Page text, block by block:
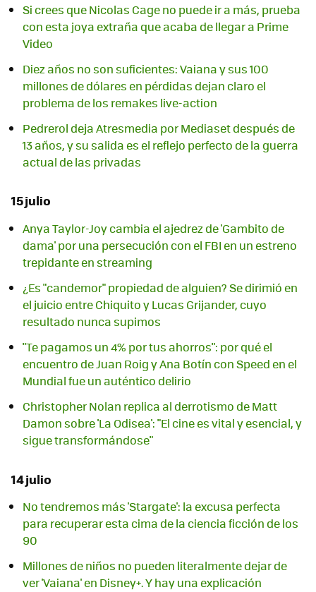
Si crees que Nicolas Cage no puede ir a más, prueba
con esta joya extraña que acaba de llegar a Prime
Video
Diez años no son suficientes: Vaiana y sus 100
millones de dólares en pérdidas dejan claro el
problema de los remakes live-action
Pedrerol deja Atresmedia por Mediaset después de
13 años, y su salida es el reflejo perfecto de la guerra
actual de las privadas
15 julio
Anya Taylor-Joy cambia el ajedrez de 'Gambito de
dama' por una persecución con el FBI en un estreno
trepidante en streaming
¿Es "candemor" propiedad de alguien? Se dirimió en
el juicio entre Chiquito y Lucas Grijander, cuyo
resultado nunca supimos
"Te pagamos un 4% por tus ahorros": por qué el
encuentro de Juan Roig y Ana Botín con Speed en el
Mundial fue un auténtico delirio
Christopher Nolan replica al derrotismo de Matt
Damon sobre 'La Odisea': "El cine es vital y esencial, y
sigue transformándose"
14 julio
No tendremos más 'Stargate': la excusa perfecta
para recuperar esta cima de la ciencia ficción de los
90
Millones de niños no pueden literalmente dejar de
ver 'Vaiana' en Disney+. Y hay una explicación